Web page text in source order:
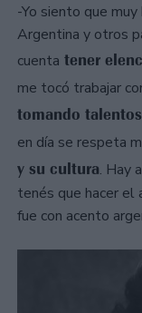
-Yo siento que
Argentina y otros
cuenta tener
me tocó trabajar
tomando
en día se respeta
y su cultura. Hay
tenés que hacer el
fue con acento